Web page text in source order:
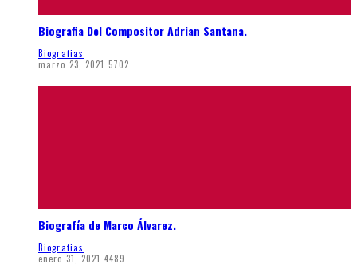
Biografia Del Compositor Adrian Santana.
Biografias
marzo 23, 2021 5702
Biografía de Marco Álvarez.
Biografias
enero 31, 2021 4489